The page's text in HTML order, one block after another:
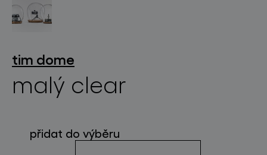
projekty
tim dome
malý clear
přidat do výběru